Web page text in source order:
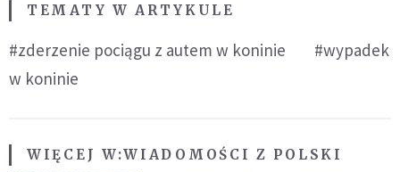
TEMATY W ARTYKULE
#zderzenie pociągu z autem w koninie
#wypadek
w koninie
WIĘCEJ W:WIADOMOŚCI Z POLSKI